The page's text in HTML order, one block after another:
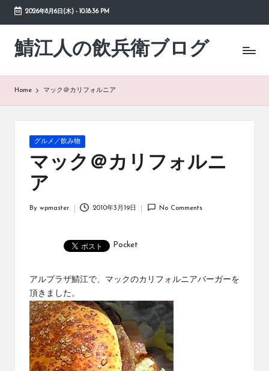
Skip
content
2026年8月6日(木)- 10:18:36 PM
鯖江人の飲兵衛ブログ
日々
の
Home マック＠カリフォルニア
Posted
グルメ／飲み物
マック＠カリフォルニ
ア
By wpmaster 2010年3月19日 No Comments
Pocket
アルプラザ鯖江で、 マックのカリフォルニアバーガーを
頂きました。